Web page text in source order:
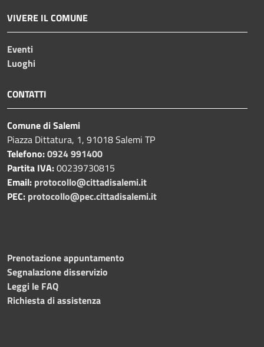
VIVERE IL COMUNE
Eventi
Luoghi
CONTATTI
Comune di Salemi
Piazza Dittatura, 1, 91018 Salemi TP
Telefono:0924 991400
Partita IVA:00239730815
Email: protocollo@cittadisalemi.it
PEC: protocollo@pec.cittadisalemi.it
Prenotazione appuntamento
Segnalazione disservizio
Leggi le FAQ
Richiesta di assistenza